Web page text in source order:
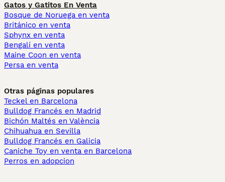
Gatos y Gatitos En Venta
Bosque de Noruega en venta
Británico en venta
Sphynx en venta
Bengalí en venta
Maine Coon en venta
Persa en venta
Otras páginas populares
Teckel en Barcelona
Bulldog Francés en Madrid
Bichón Maltés en València
Chihuahua en Sevilla
Bulldog Francés en Galicia
Caniche Toy en venta en Barcelona
Perros en adopcion